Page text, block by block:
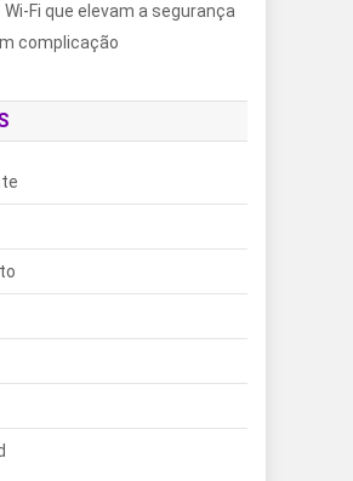
Fi que elevam a segurança
complicação